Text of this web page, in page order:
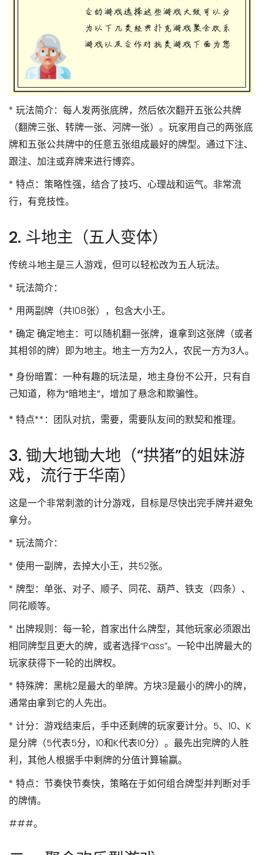
* 玩法简介：每人发两张底牌，然后依次翻开五张公共牌
（翻牌三张、转牌一张、河牌一张）。玩家用自己的两张底
牌和五张公共牌中的任意五张组成最好的牌型。通过下注、
跟注、加注或弃牌来进行博弈。
* 特点：策略性强，结合了技巧、心理战和运气。非常流
行，有竞技性。
2. 斗地主（五人变体）
传统斗地主是三人游戏，但可以轻松改为五人玩法。
* 玩法简介：
* 用两副牌 （共108张），包含大小王。
* 确定确定地主：可以随机翻一张牌，谁拿到这张牌（或者
其相邻的牌）即为地主。地主一方为2人，农民一方为3人。
* 身份暗置：一种有趣的玩法是，地主身份不公开，只有自
己知道，称为“暗地主”，增加了悬念和欺骗性。
* 特点**：团队对抗，需要，需要队友间的默契和推理。
3. 锄大地锄大地（“拱猪”的姐妹游
戏，流行于华南）
这是一个非常刺激的计分游戏，目标是尽快出完手牌并避免
拿分。
* 玩法简介：
* 使用一副牌，去掉大小王，共52张。
* 牌型：单张、对子、顺子、同花、葫芦、铁支（四条）、
同花顺等。
* 出牌规则：每一轮，首家出什么牌型，其他玩家必须跟出
相同牌型且更大的牌，或者选择“Pass”。一轮中出牌最大的
玩家获得下一轮的出牌权。
* 特殊牌：黑桃2是最大的单牌。方块3是最小的牌小的牌，
通常由拿到它的人先出。
* 计分：游戏结束后，手中还剩牌的玩家要计分。5、10、K
是分牌（5代表5分，10和K代表10分）。最先出完牌的人胜
利，其他人根据手中剩牌的分值计算输赢。
* 特点：节奏快节奏快，策略在于如何组合牌型并判断对手
的牌情。
###。